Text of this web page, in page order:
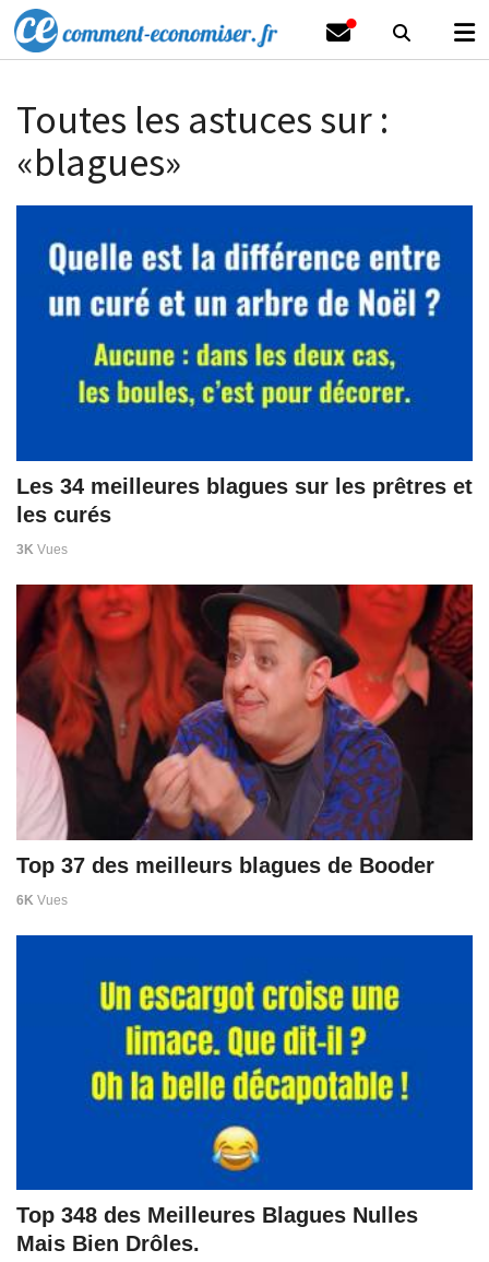
Toutes les astuces sur :
«blagues»
Les 34 meilleures blagues sur les prêtres et
les curés
3K Vues
Top 37 des meilleurs blagues de Booder
6K Vues
Top 348 des Meilleures Blagues Nulles
Mais Bien Drôles.